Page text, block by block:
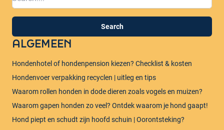
Search
ALGEMEEN
Hondenhotel of hondenpension kiezen? Checklist & kosten
Hondenvoer verpakking recyclen | uitleg en tips
Waarom rollen honden in dode dieren zoals vogels en muizen?​
Waarom gapen honden zo veel? Ontdek waarom je hond gaapt!
Hond piept en schudt zijn hoofd schuin | Oorontsteking?